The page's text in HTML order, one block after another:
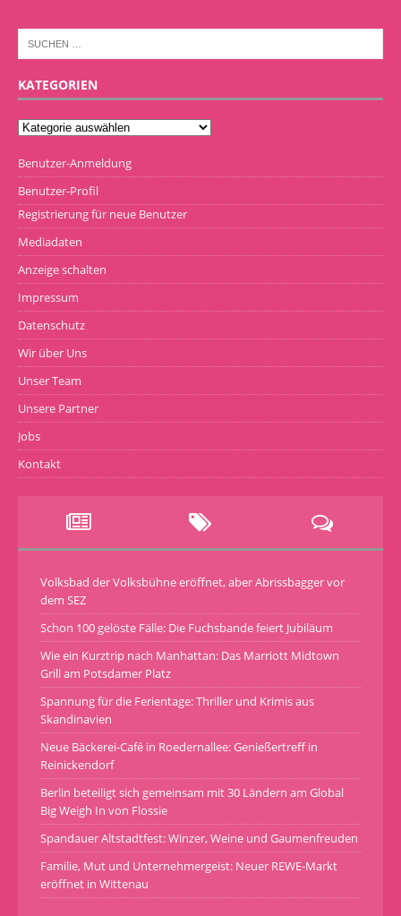
KATEGORIEN
Benutzer-Anmeldung
Benutzer-Profil
Registrierung für neue Benutzer
Mediadaten
Anzeige schalten
Impressum
Datenschutz
Wir über Uns
Unser Team
Unsere Partner
Jobs
Kontakt
Volksbad der Volksbühne eröffnet, aber Abrissbagger vor
dem SEZ
Schon 100 gelöste Fälle: Die Fuchsbande feiert Jubiläum
Wie ein Kurztrip nach Manhattan: Das Marriott Midtown
Grill am Potsdamer Platz
Spannung für die Ferientage: Thriller und Krimis aus
Skandinavien
Neue Bäckerei-Café in Roedernallee: Genießertreff in
Reinickendorf
Berlin beteiligt sich gemeinsam mit 30 Ländern am Global
Big Weigh In von Flossie
Spandauer Altstadtfest: Winzer, Weine und Gaumenfreuden
Familie, Mut und Unternehmergeist: Neuer REWE-Markt
eröffnet in Wittenau